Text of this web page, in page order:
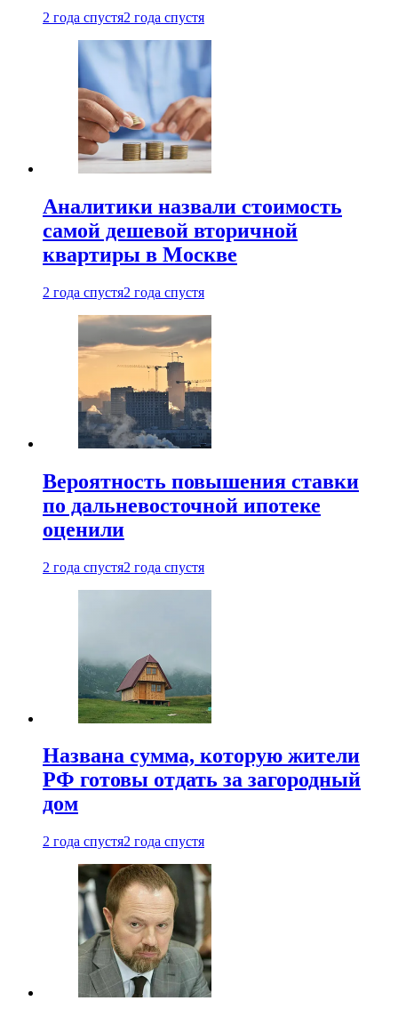
2 года спустя2 года спустя
Аналитики назвали стоимость
самой дешевой вторичной
квартиры в Москве
2 года спустя2 года спустя
Вероятность повышения ставки
по дальневосточной ипотеке
оценили
2 года спустя2 года спустя
Названа сумма, которую жители
РФ готовы отдать за загородный
дом
2 года спустя2 года спустя